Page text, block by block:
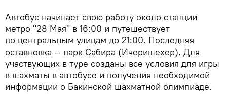
Автобус начинает свою работу около станции
метро "28 Мая" в 16:00 и путешествует
по центральным улицам до 21:00. Последняя
оставновка — парк Сабира (Ичеришехер). Для
участвующих в туре созданы все условия для игры
в шахматы в автобусе и получения необходимой
информации о Бакинской шахматной олимпиаде.